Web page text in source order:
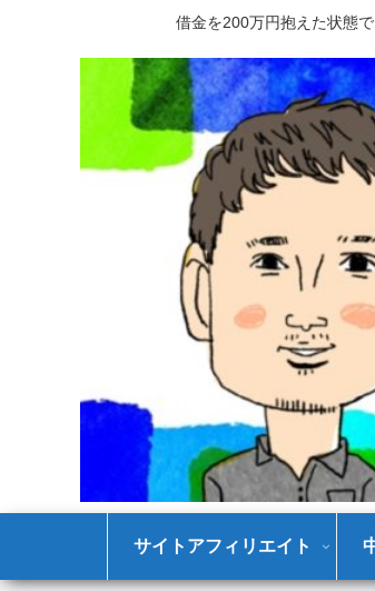
借金を200万円抱えた状態
サイトアフィリエイト